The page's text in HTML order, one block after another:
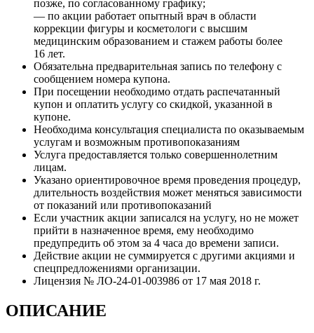
позже, по согласованному графику;
— по акции работает опытный врач в области
коррекции фигуры и косметологи с высшим
медицинским образованием и стажем работы более
16 лет.
Обязательна предварительная запись по телефону с
сообщением номера купона.
При посещении необходимо отдать распечатанный
купон и оплатить услугу со скидкой, указанной в
купоне.
Необходима консультация специалиста по оказываемым
услугам и возможным противопоказаниям
Услуга предоставляется только совершеннолетним
лицам.
Указано ориентировочное время проведения процедур,
длительность воздействия может меняться зависимости
от показаний или противопоказаний
Если участник акции записался на услугу, но не может
прийти в назначенное время, ему необходимо
предупредить об этом за 4 часа до времени записи.
Действие акции не суммируется с другими акциями и
спецпредложениями организации.
Лицензия № ЛО-24-01-003986 от 17 мая 2018 г.
ОПИСАНИЕ